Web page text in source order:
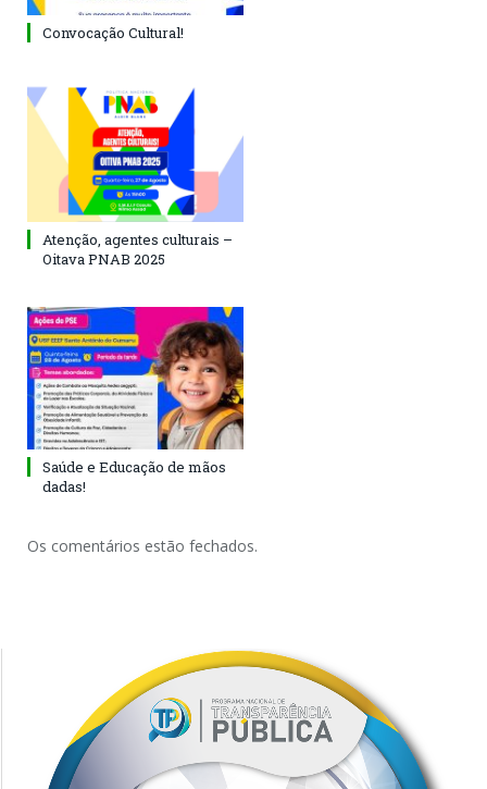
Convocação Cultural!
Atenção, agentes culturais –
Oitava PNAB 2025
Saúde e Educação de mãos
dadas!
Os comentários estão fechados.